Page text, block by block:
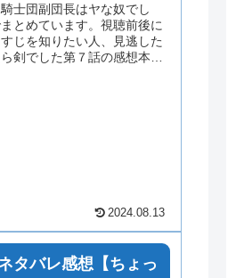
士団副団長はヤな奴でし
とめています。視聴前後に
じを知りたい人、見逃した
剣でした第７話の感想本文
2024.08.13
タバレ感想【ちょっ